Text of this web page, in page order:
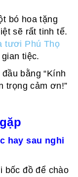
bó hoa tặng
sẽ rất tinh tế.
tươi Phú Thọ
tiệc.
bằng “Kính
trọng cảm ơn!”
hay sau nghi
bốc đồ để chào